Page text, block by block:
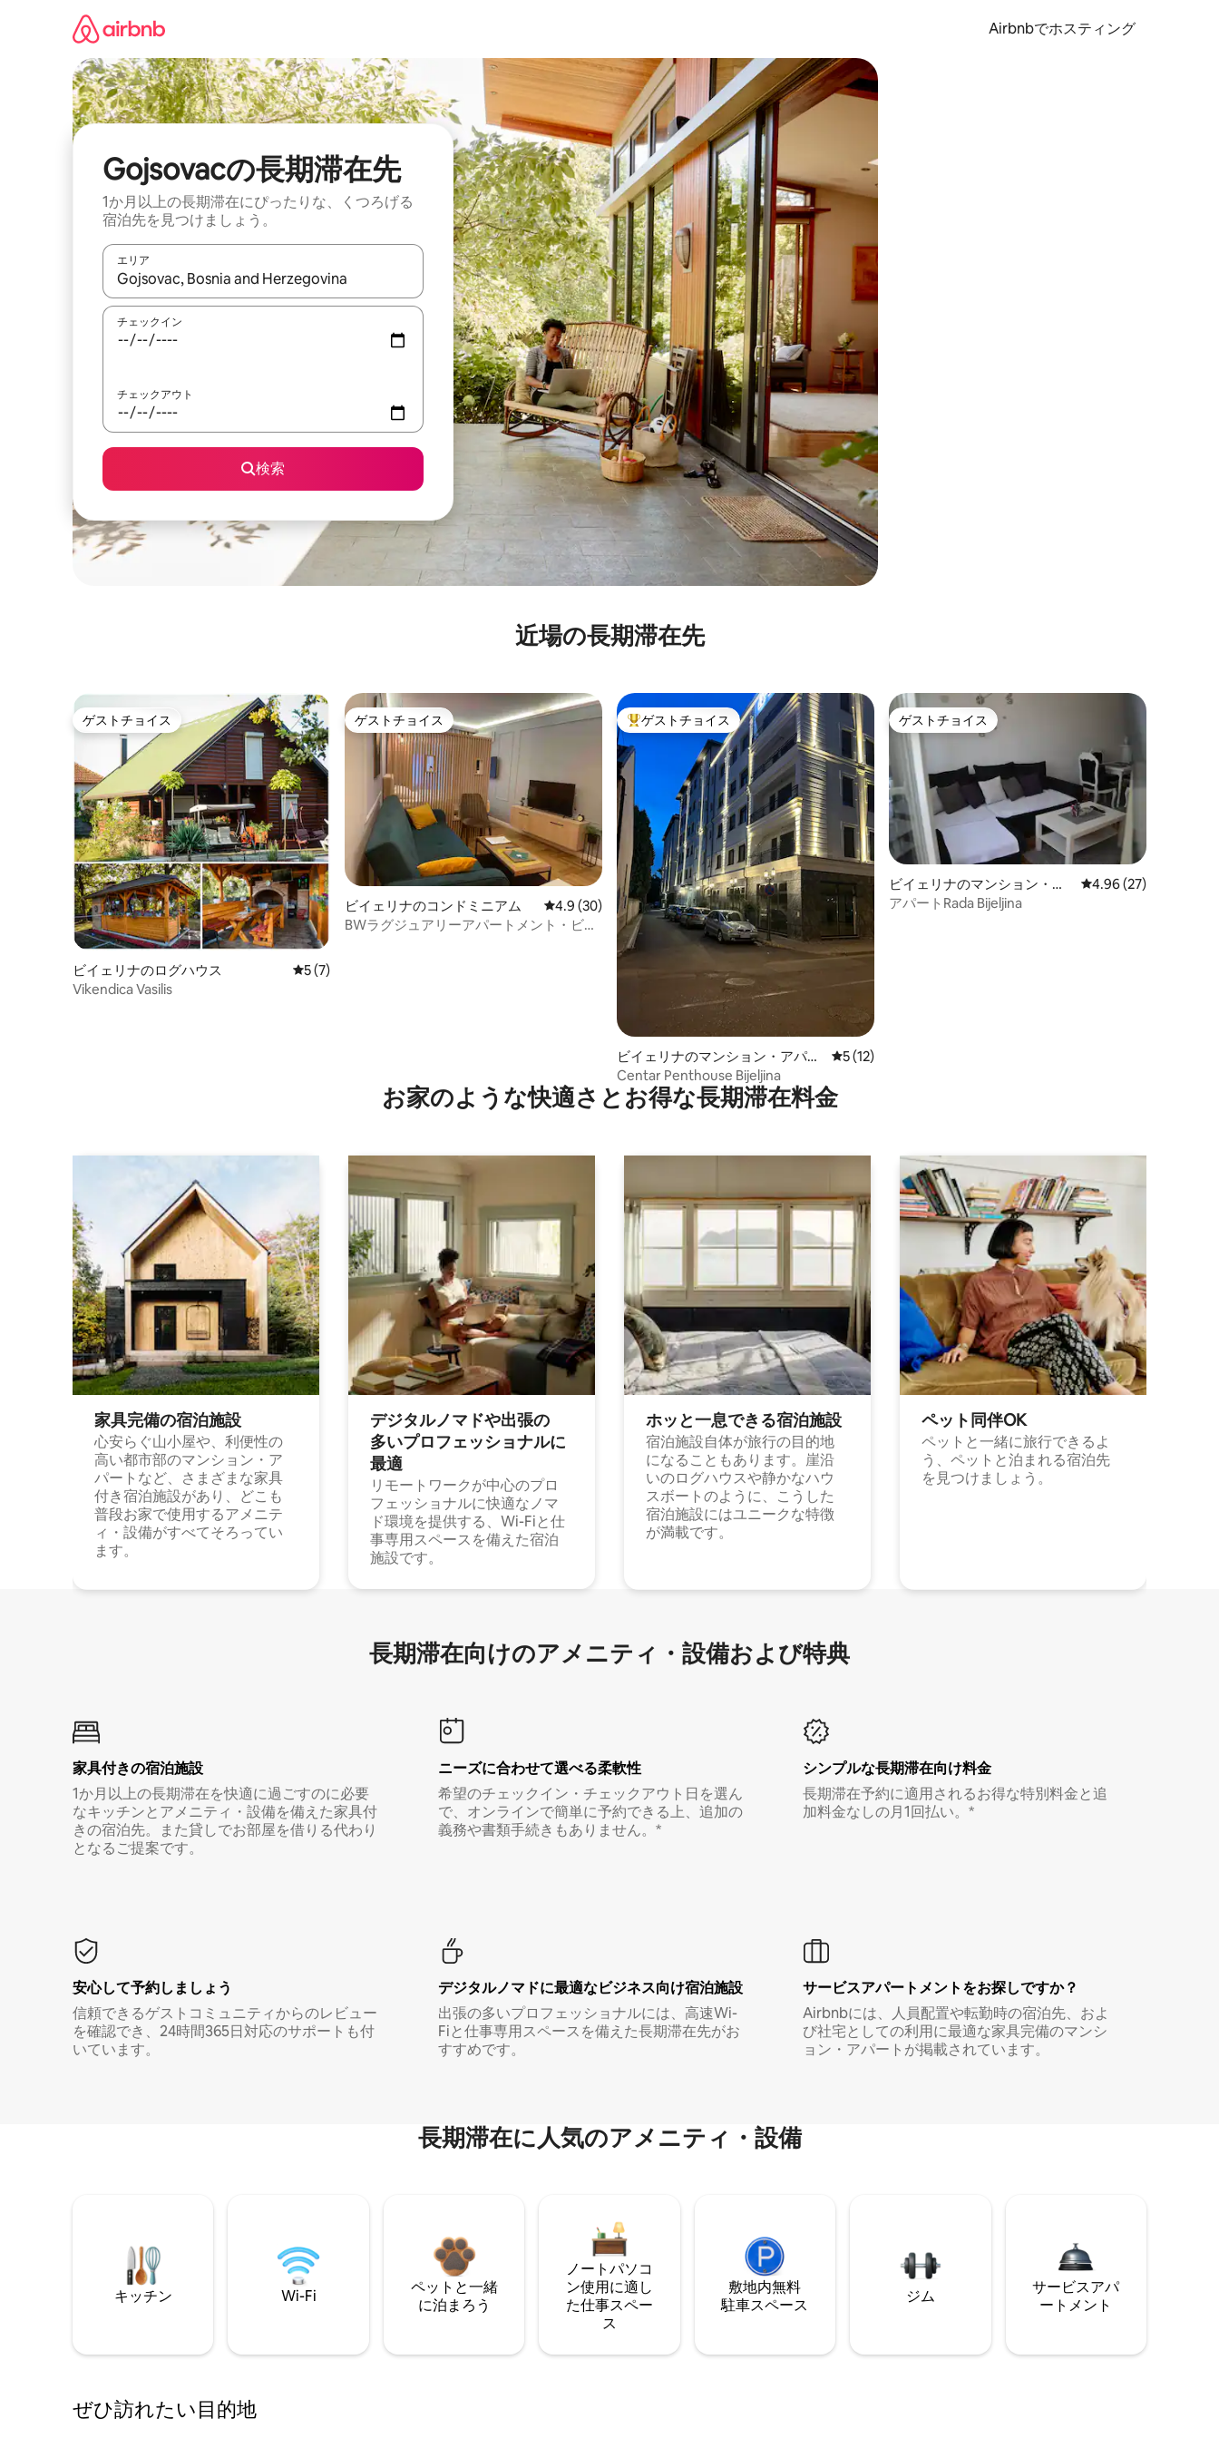
Airbnbでホスティング
Gojsovacの長期滞在先
1か月以上の長期滞在にぴったりな、くつろげる
宿泊先を見つけましょう。
エリア
検索結果が表示されたら、上下の矢印キーを使って移動するか、画面をタッチまたはスワイプして検索結果を確認することができます。
チェックイン
チェックアウト
検索
近場の長期滞在先
ゲストチョイス
ゲストチョイス
ビイェリナのログハウス レビュー7件、5つ星中5つ星の平均評価
5 (7)
Vikendica Vasilis
ゲストチョイス
ゲストチョイス
ビイェリナのコンドミニアム レビュー30件、5つ星中4.9つ星の平均評価
4.9 (30)
BWラグジュアリーアパートメント・ビエ
大好評のゲストチョイスです。
ゲストチョイス
ビイェリナのマンション・アパー
ト
レビュー12件、5つ星中5つ星の平均評価
5 (12)
Centar Penthouse Bijeljina
ゲストチョイス
ゲストチョイス
ビイェリナのマンション・ア
パート
レビュー27件、5つ星
4.96 (27)
アパートRada Bijeljina
お家のような快⁠適⁠さ⁠とお⁠得⁠な長⁠期⁠滞⁠在料⁠金
家具完備の宿⁠泊⁠施⁠設
心安らぐ山小屋や、利便性の
高い都市部のマンション・ア
パートなど、さまざまな家具
付き宿泊施設があり、どこも
普段お家で使用するアメニテ
ィ・設備がすべてそろってい
ます。
デジタルノマドや出⁠張⁠の
多⁠いプ⁠ロ⁠フ⁠ェ⁠ッ⁠シ⁠ョ⁠ナ⁠ル⁠に
最⁠適
リモートワークが中心のプロ
フェッショナルに快適なノマ
ド環境を提供する、Wi-Fiと仕
事専用スペースを備えた宿泊
施設です。
ホッと一⁠息⁠で⁠き⁠る宿⁠泊施⁠設
宿泊施設自体が旅行の目的地
になることもあります。崖沿
いのログハウスや静かなハウ
スボートのように、こうした
宿泊施設にはユニークな特徴
が満載です。
ペット同⁠伴OK
ペットと一緒に旅行できるよ
う、ペットと泊まれる宿泊先
を見つけましょう。
長期滞在向け⁠のア⁠メ⁠ニ⁠テ⁠ィ⁠・設⁠備⁠および特⁠典
家具付き⁠の宿⁠泊⁠施⁠設
1か月以上の長期滞在を快適に過ごすのに必要
なキッチンとアメニティ・設備を備えた家具付
きの宿泊先。また貸しでお部屋を借りる代わり
となるご提案です。
ニーズに合わせて選べる柔軟性
希望のチェックイン・チェックアウト日を選ん
で、オンラインで簡単に予約できる上、追加の
義務や書類手続きもありません。*
シンプルな長期滞在向け料金
長期滞在予約に適用されるお得な特別料金と追
加料金なしの月1回払い。*
安心して予約しましょう
信頼できるゲストコミュニティからのレビュー
を確認でき、24時間365日対応のサポートも付
いています。
デジタルノマド⁠に最⁠適⁠なビ⁠ジ⁠ネ⁠ス⁠向⁠け宿⁠泊⁠施⁠設
出張の多いプロフェッショナルには、高速Wi-
Fiと仕事専用スペースを備えた長期滞在先がお
すすめです。
サービスアパートメントをお探しですか？
Airbnbには、人員配置や転勤時の宿泊先、およ
び社宅としての利用に最適な家具完備のマンシ
ョン・アパートが掲載されています。
長期滞在に人気のアメニティ・設備
キッチン Wi-Fi
ペットと一緒
に泊まろう
ノートパソコ
ン使用に適し
た仕事スペー
ス
敷地内無料
駐⁠車ス⁠ペ⁠ー⁠ス
ジム
サービスアパ
ートメント
ぜひ訪⁠れ⁠た⁠い目⁠的⁠地